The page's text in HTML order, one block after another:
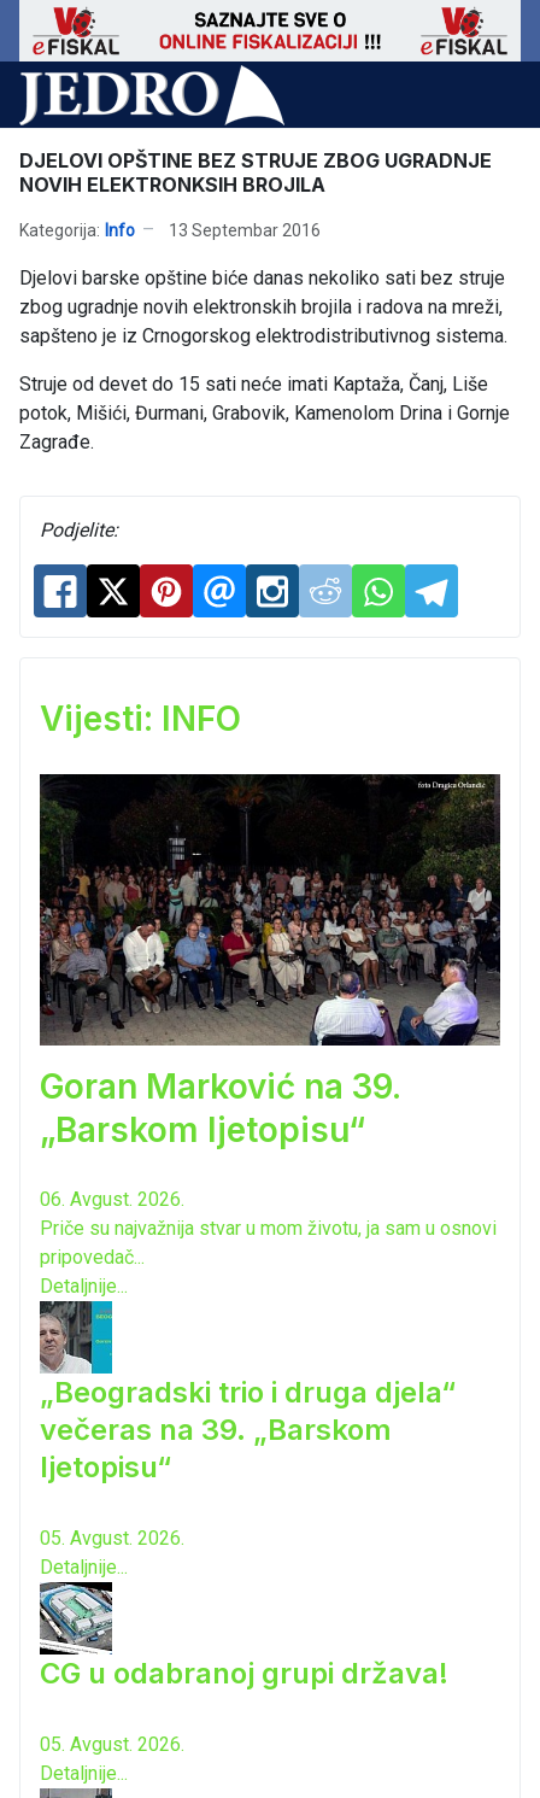
DJELOVI OPŠTINE BEZ STRUJE ZBOG UGRADNJE
NOVIH ELEKTRONKSIH BROJILA
Kategorija: Info 13 Septembar 2016
Djelovi barske opštine biće danas nekoliko sati bez struje
zbog ugradnje novih elektronskih brojila i radova na mreži,
sapšteno je iz Crnogorskog elektrodistributivnog sistema.
Struje od devet do 15 sati neće imati Kaptaža, Čanj, Liše
potok, Mišići, Đurmani, Grabovik, Kamenolom Drina i Gornje
Zagrađe.
Podjelite:
Vijesti: INFO
Goran Marković na 39.
„Barskom ljetopisu“
06. Avgust. 2026.
Priče su najvažnija stvar u mom životu, ja sam u osnovi
pripovedač...
Detaljnije...
„Beogradski trio i druga djela“
večeras na 39. „Barskom
ljetopisu“
05. Avgust. 2026.
Detaljnije...
CG u odabranoj grupi država!
05. Avgust. 2026.
Detaljnije...